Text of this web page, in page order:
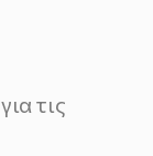
τις